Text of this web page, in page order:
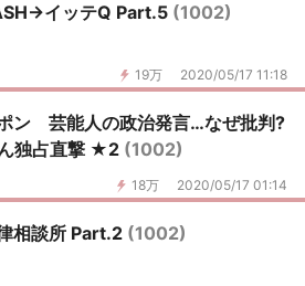
イッテQ Part.5 (1002)
19万 2020/05/17 11:18
ン 芸能人の政治発言…なぜ批判?
独占直撃 ★2 (1002)
18万 2020/05/17 01:14
相談所 Part.2 (1002)